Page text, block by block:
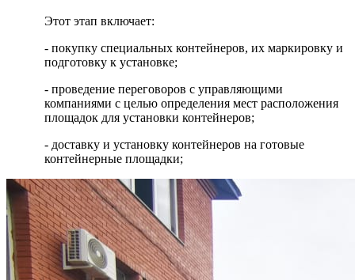
Этот этап включает:
- покупку специальных контейнеров, их маркировку и
подготовку к установке;
- проведение переговоров с управляющими
компаниями с целью определения мест расположения
площадок для установки контейнеров;
- доставку и установку контейнеров на готовые
контейнерные площадки;